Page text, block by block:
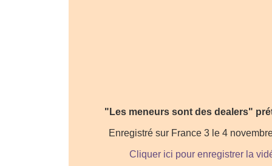
"Les meneurs sont des dealers"
Enregistré sur France 3 le 4
Cliquer ici pour enregistrer la